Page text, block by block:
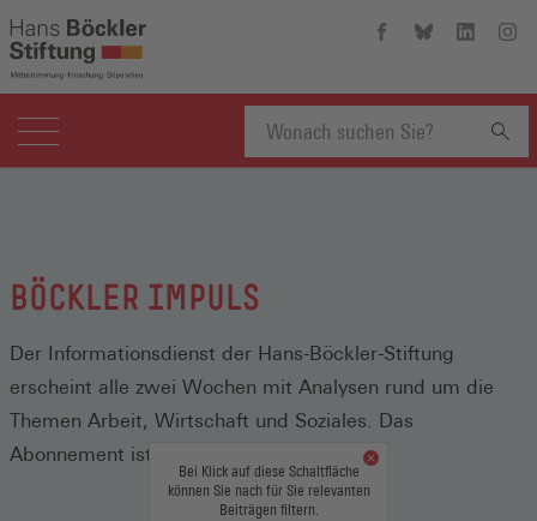
Hans-
Facebook
(Öffnet
Hans-
Bluesky
(Öffnet
Hans-
Linkedin
(Öffnet
Suchbegriff
BÖCKLER IMPULS
Der Informationsdienst der Hans-Böckler-Stiftung
erscheint alle zwei Wochen mit Analysen rund um die
Themen Arbeit, Wirtschaft und Soziales. Das
Abonnement ist kostenlos.
Bei Klick auf diese Schaltfläche
können Sie nach für Sie relevanten
Beiträgen filtern.